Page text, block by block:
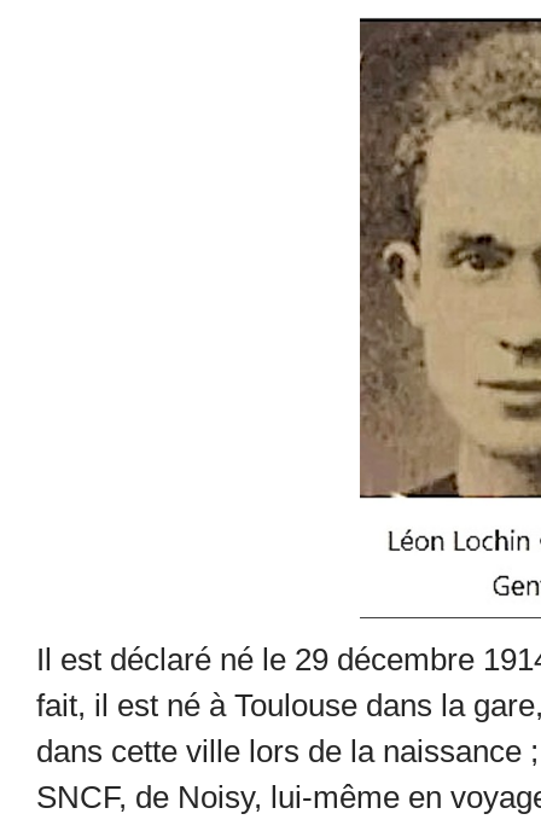
Il est déclaré né le 29 décembre
fait, il est né à Toulouse dans la
dans cette ville lors de la naissance
SNCF, de Noisy, lui-même en